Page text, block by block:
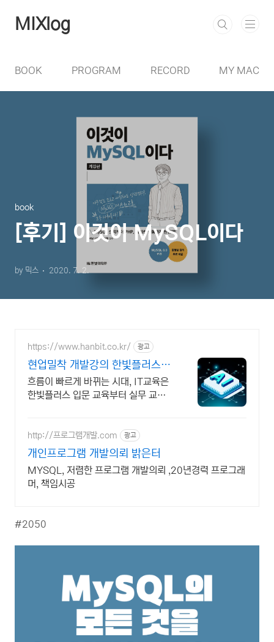
MIXlog
BOOK PROGRAM RECORD MY MAC
book
[후기] 이것이 MySQL이다
by 믹스 2020. 7. 2.
https://www.hanbit.co.kr/ 광고
현업밀착 개발강의 한빛플러스
AI 실전 학습의 정석
흐름이 빠르게 바뀌는 시대, IT교육은
한빛플러스 입문 교육부터 실무 교육
http://프로그램개발.com 광고
개인프로그램 개발의뢰 밝은터
MYSQL, 저렴한 프로그램 개발의뢰 ,20년경력 프로그래
머, 책임시공
#2050